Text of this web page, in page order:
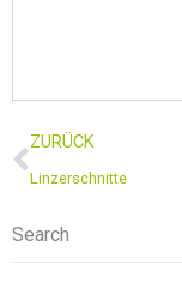
ZURÜCK
Linzerschnitte
Search